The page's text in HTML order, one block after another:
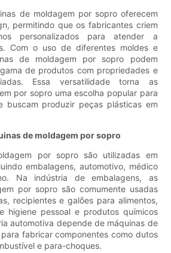
de moldagem por sopro oferecem
permitindo que os fabricantes criem
personalizados para atender a
Com o uso de diferentes moldes e
de moldagem por sopro podem
de produtos com propriedades e
Essa versatilidade torna as
por sopro uma escolha popular para
buscam produzir peças plásticas em
de moldagem por sopro
por sopro são utilizadas em
embalagens, automotivo, médico
Na indústria de embalagens, as
por sopro são comumente usadas
recipientes e galões para alimentos,
higiene pessoal e produtos químicos
automotiva depende de máquinas de
fabricar componentes como dutos
e para-choques.